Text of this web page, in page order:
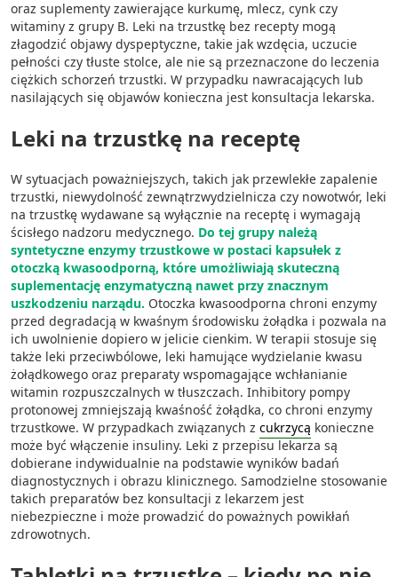
oraz suplementy zawierające kurkumę, mlecz, cynk czy
witaminy z grupy B. Leki na trzustkę bez recepty mogą
złagodzić objawy dyspeptyczne, takie jak wzdęcia, uczucie
pełności czy tłuste stolce, ale nie są przeznaczone do leczenia
ciężkich schorzeń trzustki. W przypadku nawracających lub
nasilających się objawów konieczna jest konsultacja lekarska.
Leki na trzustkę na receptę
W sytuacjach poważniejszych, takich jak przewlekłe zapalenie
trzustki, niewydolność zewnątrzwydzielnicza czy nowotwór, leki
na trzustkę wydawane są wyłącznie na receptę i wymagają
ścisłego nadzoru medycznego. Do tej grupy należą
syntetyczne enzymy trzustkowe w postaci kapsułek z
otoczką kwasoodporną, które umożliwiają skuteczną
suplementację enzymatyczną nawet przy znacznym
uszkodzeniu narządu. Otoczka kwasoodporna chroni enzymy
przed degradacją w kwaśnym środowisku żołądka i pozwala na
ich uwolnienie dopiero w jelicie cienkim. W terapii stosuje się
także leki przeciwbólowe, leki hamujące wydzielanie kwasu
żołądkowego oraz preparaty wspomagające wchłanianie
witamin rozpuszczalnych w tłuszczach. Inhibitory pompy
protonowej zmniejszają kwaśność żołądka, co chroni enzymy
trzustkowe. W przypadkach związanych z cukrzycą konieczne
może być włączenie insuliny. Leki z przepisu lekarza są
dobierane indywidualnie na podstawie wyników badań
diagnostycznych i obrazu klinicznego. Samodzielne stosowanie
takich preparatów bez konsultacji z lekarzem jest
niebezpieczne i może prowadzić do poważnych powikłań
zdrowotnych.
Rozwój i ulepszanie usług
Wykorzystywanie ograniczonych danych do
wyboru treści
Użycie dokładnych danych
Identyfikowanie urządzeń na podstawie
aktywnie żądanych informacji
Cele przetwarzania inne niż IAB:
Niezbędne
Wydajność (Performance)
Reklama / śledzenie